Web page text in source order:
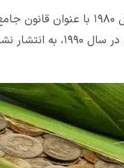
به دنبال آن قانون فدرال
تدوین